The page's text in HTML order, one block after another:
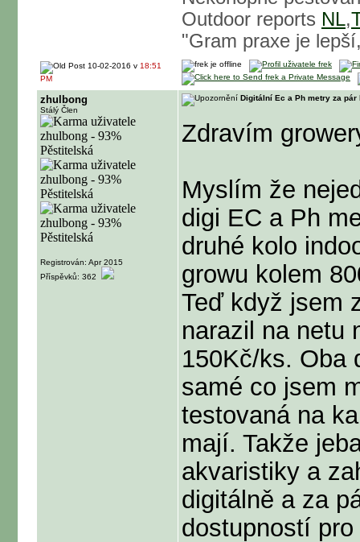
Outdoor reports NL,
"Gram praxe je
10-02-2016 v 18:51
PM
zhulbong
Stálý Člen
Registrován: Apr 2015
Příspěvků: 362
Digitální Ec a Ph metry za
Zdravím
Myslím že
digi EC a Ph
druhé kolo
growu kolem
Teď když jsem
narazil na netu
150Kč/ks. Oba
samé co jsem
testovaná na
mají. Takže
akvaristiky a
digitálně a za
dostupností